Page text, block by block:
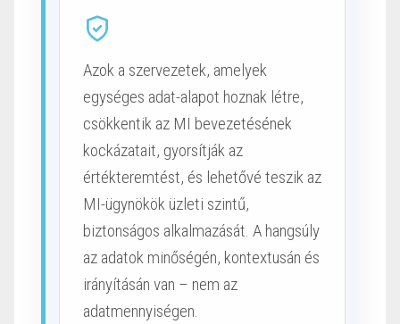
Azok a szervezetek, amelyek
egységes adat-alapot hoznak létre,
csökkentik az MI bevezetésének
kockázatait, gyorsítják az
értékteremtést, és lehetővé teszik az
MI-ügynökök üzleti szintű,
biztonságos alkalmazását. A hangsúly
az adatok minőségén, kontextusán és
irányításán van – nem az
adatmennyiségen.